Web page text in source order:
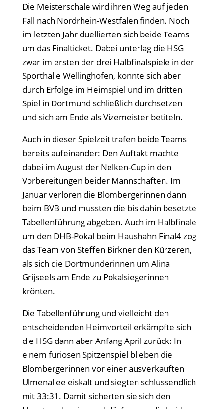
Die Meisterschale wird ihren Weg auf jeden
Fall nach Nordrhein-Westfalen finden. Noch
im letzten Jahr duellierten sich beide Teams
um das Finalticket. Dabei unterlag die HSG
zwar im ersten der drei Halbfinalspiele in der
Sporthalle Wellinghofen, konnte sich aber
durch Erfolge im Heimspiel und im dritten
Spiel in Dortmund schließlich durchsetzen
und sich am Ende als Vizemeister betiteln.
Auch in dieser Spielzeit trafen beide Teams
bereits aufeinander: Den Auftakt machte
dabei im August der Nelken-Cup in den
Vorbereitungen beider Mannschaften. Im
Januar verloren die Blombergerinnen dann
beim BVB und mussten die bis dahin besetzte
Tabellenführung abgeben. Auch im Halbfinale
um den DHB-Pokal beim Haushahn Final4 zog
das Team von Steffen Birkner den Kürzeren,
als sich die Dortmunderinnen um Alina
Grijseels am Ende zu Pokalsiegerinnen
krönten.
Die Tabellenführung und vielleicht den
entscheidenden Heimvorteil erkämpfte sich
die HSG dann aber Anfang April zurück: In
einem furiosen Spitzenspiel blieben die
Blombergerinnen vor einer ausverkauften
Ulmenallee eiskalt und siegten schlussendlich
mit 33:31. Damit sicherten sie sich den